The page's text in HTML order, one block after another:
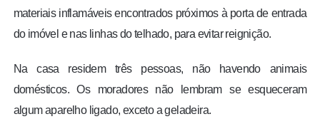
materiais inflamáveis encontrados próximos à porta de entrada
do imóvel e nas linhas do telhado, para evitar reignição.
Na casa residem três pessoas, não havendo animais
domésticos. Os moradores não lembram se esqueceram
algum aparelho ligado, exceto a geladeira.